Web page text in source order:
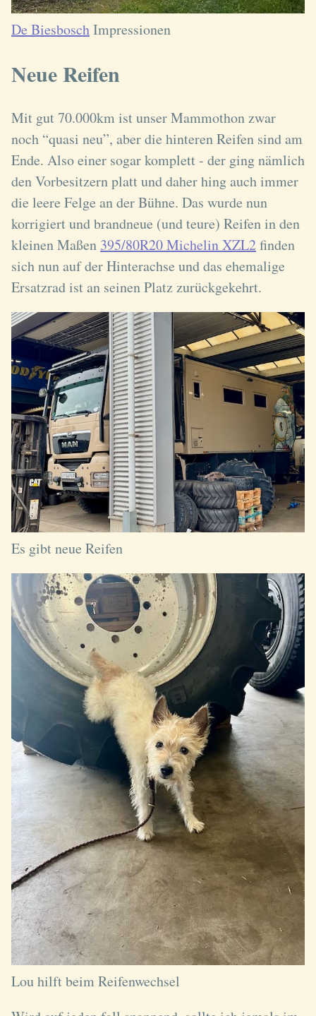
De BiesboschImpressionen
Neue Reifen
Mit gut 70.000km ist unser Mammothon zwar
noch “quasi neu”, aber die hinteren Reifen sind am
Ende. Also einer sogar komplett - der ging nämlich
den Vorbesitzern platt und daher hing auch immer
die leere Felge an der Bühne. Das wurde nun
korrigiert und brandneue (und teure) Reifen in den
kleinen Maßen 395/80R20 Michelin XZL2finden
sich nun auf der Hinterachse und das ehemalige
Ersatzrad ist an seinen Platz zurückgekehrt.
Es gibt neue Reifen
Lou hilft beim Reifenwechsel